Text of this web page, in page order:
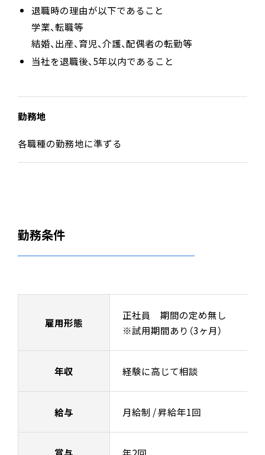
退職時の理由が以下であること
学業、転職等
結婚、出産、育児、介護、配偶者の転勤等
当社を退職後、5年以内であること
勤務地
各職種の勤務地に準ずる
勤務条件
雇用形態
正社員 期間の定め無し
※試用期間あり（3ヶ月）
年収 経験に高じて相談
給与 月給制 / 昇給年1回